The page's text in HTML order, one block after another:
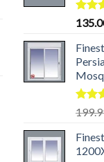
de 5
de 5